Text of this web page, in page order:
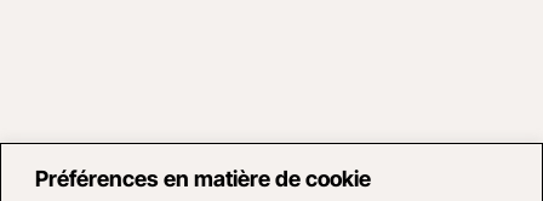
Préférences en matière de cookie